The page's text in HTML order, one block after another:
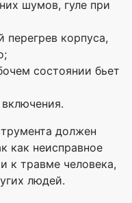
шумов, гуле при
корпуса,
состоянии бьет
должен
как неисправное
к травме человека,
людей.